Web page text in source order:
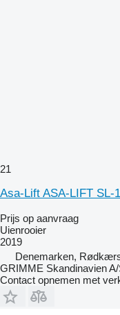
21
Asa-Lift ASA-LIFT SL-
Prijs op aanvraag
Uienrooier
2019
Denemarken,
GRIMME Skandinavien
Contact opnemen met